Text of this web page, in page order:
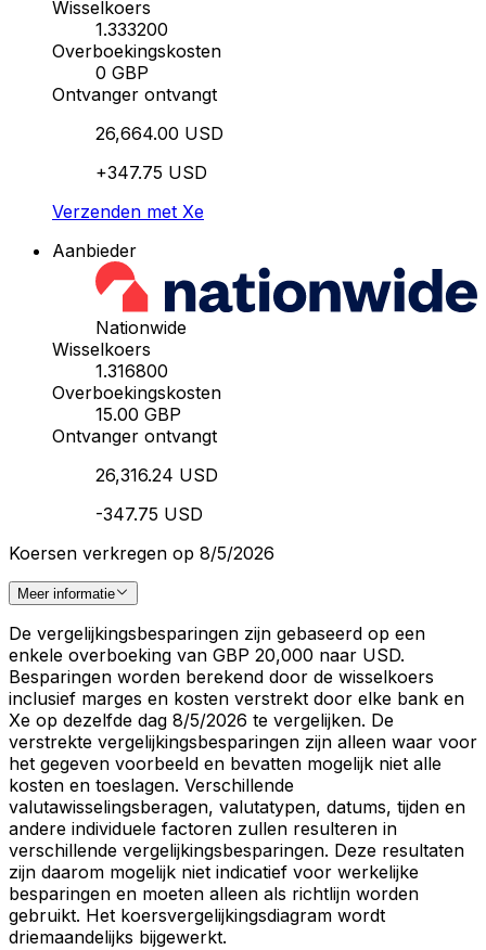
Wisselkoers
1.333200
Overboekingskosten
0 GBP
Ontvanger ontvangt
26,664.00 USD
+347.75 USD
Verzenden met Xe
Aanbieder
Nationwide
Wisselkoers
1.316800
Overboekingskosten
15.00 GBP
Ontvanger ontvangt
26,316.24 USD
-347.75 USD
Koersen verkregen op 8/5/2026
Meer informatie
De vergelijkingsbesparingen zijn gebaseerd op een
enkele overboeking van GBP 20,000 naar USD.
Besparingen worden berekend door de wisselkoers
inclusief marges en kosten verstrekt door elke bank en
Xe op dezelfde dag 8/5/2026 te vergelijken. De
verstrekte vergelijkingsbesparingen zijn alleen waar voor
het gegeven voorbeeld en bevatten mogelijk niet alle
kosten en toeslagen. Verschillende
valutawisselingsberagen, valutatypen, datums, tijden en
andere individuele factoren zullen resulteren in
verschillende vergelijkingsbesparingen. Deze resultaten
zijn daarom mogelijk niet indicatief voor werkelijke
besparingen en moeten alleen als richtlijn worden
gebruikt. Het koersvergelijkingsdiagram wordt
driemaandelijks bijgewerkt.